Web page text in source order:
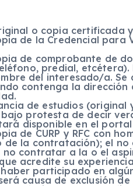
o copia certificada
de la Credencial para
de comprobante de
predial,
del interesado/a.
contenga la
de estudios (original
protesta de decir
disponible en el
de CURP y RFC con
de la contratación); el
contratar a la o el
acredite su
participado en
causa de exclusión